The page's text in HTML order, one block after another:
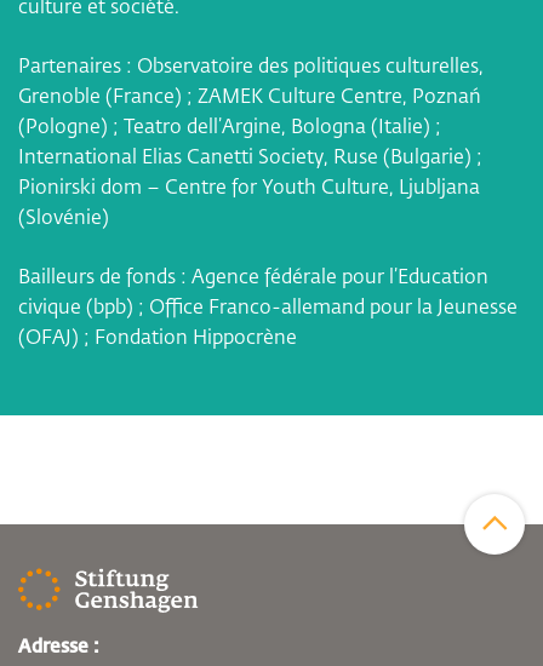
culture et société.
Partenaires : Observatoire des politiques culturelles,
Grenoble (France) ; ZAMEK Culture Centre, Poznań
(Pologne) ; Teatro dell’Argine, Bologna (Italie) ;
International Elias Canetti Society, Ruse (Bulgarie) ;
Pionirski dom – Centre for Youth Culture, Ljubljana
(Slovénie)
Bailleurs de fonds : Agence fédérale pour l’Education
civique (bpb) ; Office Franco-allemand pour la Jeunesse
(OFAJ) ; Fondation Hippocrène
Adresse :